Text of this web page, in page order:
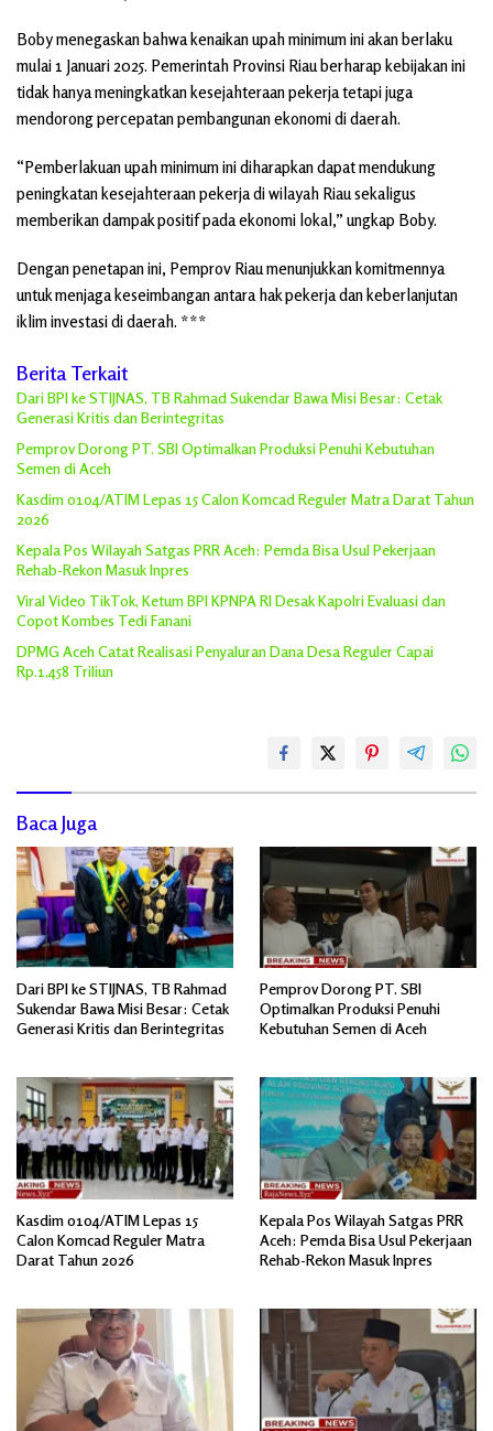
Boby menegaskan bahwa kenaikan upah minimum ini akan berlaku
mulai 1 Januari 2025. Pemerintah Provinsi Riau berharap kebijakan ini
tidak hanya meningkatkan kesejahteraan pekerja tetapi juga
mendorong percepatan pembangunan ekonomi di daerah.
“Pemberlakuan upah minimum ini diharapkan dapat mendukung
peningkatan kesejahteraan pekerja di wilayah Riau sekaligus
memberikan dampak positif pada ekonomi lokal,” ungkap Boby.
Dengan penetapan ini, Pemprov Riau menunjukkan komitmennya
untuk menjaga keseimbangan antara hak pekerja dan keberlanjutan
iklim investasi di daerah. ***
Berita Terkait
Dari BPI ke STIJNAS, TB Rahmad Sukendar Bawa Misi Besar: Cetak
Generasi Kritis dan Berintegritas
Pemprov Dorong PT. SBI Optimalkan Produksi Penuhi Kebutuhan
Semen di Aceh
Kasdim 0104/ATIM Lepas 15 Calon Komcad Reguler Matra Darat Tahun
2026
Kepala Pos Wilayah Satgas PRR Aceh: Pemda Bisa Usul Pekerjaan
Rehab-Rekon Masuk Inpres
Viral Video TikTok, Ketum BPI KPNPA RI Desak Kapolri Evaluasi dan
Copot Kombes Tedi Fanani
DPMG Aceh Catat Realisasi Penyaluran Dana Desa Reguler Capai
Rp.1,458 Triliun
Baca Juga
Dari BPI ke STIJNAS, TB Rahmad
Sukendar Bawa Misi Besar: Cetak
Generasi Kritis dan Berintegritas
Pemprov Dorong PT. SBI
Optimalkan Produksi Penuhi
Kebutuhan Semen di Aceh
Kasdim 0104/ATIM Lepas 15
Calon Komcad Reguler Matra
Darat Tahun 2026
Kepala Pos Wilayah Satgas PRR
Aceh: Pemda Bisa Usul Pekerjaan
Rehab-Rekon Masuk Inpres